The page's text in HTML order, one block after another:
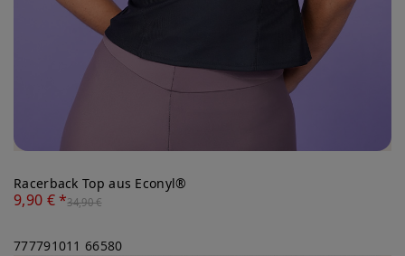
Racerback Top aus Econyl®
9,90 € *34,90 €
777791011 66580